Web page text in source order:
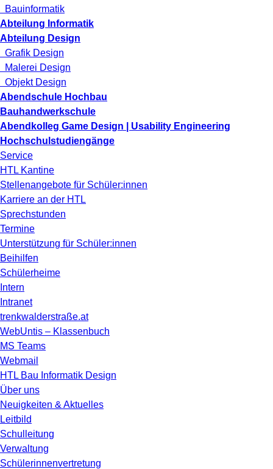
Bauinformatik
Abteilung Informatik
Abteilung Design
Grafik Design
Malerei Design
Objekt Design
Abendschule Hochbau
Bauhandwerkschule
Abendkolleg Game Design | Usability Engineering
Hochschulstudiengänge
Service
HTL Kantine
Stellenangebote für Schüler:innen
Karriere an der HTL
Sprechstunden
Termine
Unterstützung für Schüler:innen
Beihilfen
Schülerheime
Intern
Intranet
trenkwalderstraße.at
WebUntis – Klassenbuch
MS Teams
Webmail
HTL Bau Informatik Design
Über uns
Neuigkeiten & Aktuelles
Leitbild
Schulleitung
Verwaltung
Schülerinnenvertretung